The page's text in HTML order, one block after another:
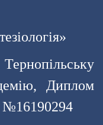
Диплом
№16190294